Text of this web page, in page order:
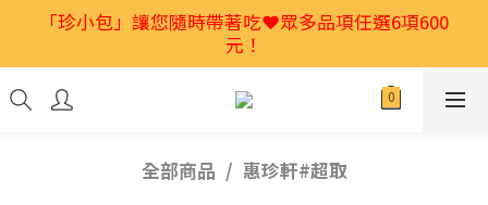
2026馬年禮盒首選🎁獨家低溫烘焙堅果💕特別又好吃
👍
「珍小包」讓您隨時帶著吃❤️眾多品項任選6項600
元！
2026馬年禮盒首選🎁獨家低溫烘焙堅果💕特別又好吃
👍
全部商品 惠珍軒#超取